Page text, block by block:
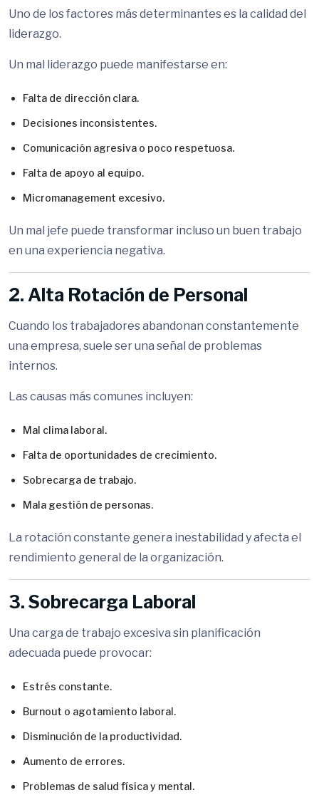
Uno de los factores más determinantes es la calidad del
liderazgo.
Un mal liderazgo puede manifestarse en:
Falta de dirección clara.
Decisiones inconsistentes.
Comunicación agresiva o poco respetuosa.
Falta de apoyo al equipo.
Micromanagement excesivo.
Un mal jefe puede transformar incluso un buen trabajo
en una experiencia negativa.
2. Alta Rotación de Personal
Cuando los trabajadores abandonan constantemente
una empresa, suele ser una señal de problemas
internos.
Las causas más comunes incluyen:
Mal clima laboral.
Falta de oportunidades de crecimiento.
Sobrecarga de trabajo.
Mala gestión de personas.
La rotación constante genera inestabilidad y afecta el
rendimiento general de la organización.
3. Sobrecarga Laboral
Una carga de trabajo excesiva sin planificación
adecuada puede provocar:
Estrés constante.
Burnout o agotamiento laboral.
Disminución de la productividad.
Aumento de errores.
Problemas de salud física y mental.